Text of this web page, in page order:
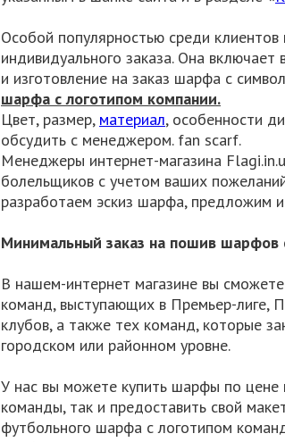
Особой популярностью среди клиентов
индивидуального заказа. Она
и изготовление на заказ шарфа с
шарфа с логотипом компании.
Цвет, размер, материал, особенности
обсудить с менеджером. fan scarf.
Менеджеры интернет-магазина
болельщиков с учетом ваших
разработаем эскиз шарфа, предложим
Минимальный заказ на пошив
В нашем-интернет магазине вы
команд, выступающих в Премьер-лиге,
клубов, а также тех команд, которые
городском или районном уровне.
У нас вы можете купить шарфы по цене
команды, так и предоставить свой
футбольного шарфа с логотипом